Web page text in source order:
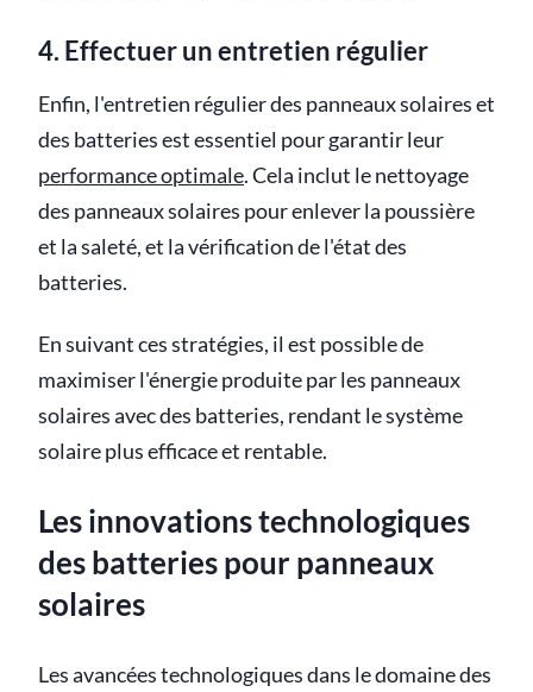
4. Effectuer un entretien régulier
Enfin, l'entretien régulier des panneaux solaires et
des batteries est essentiel pour garantir leur
performance optimale. Cela inclut le nettoyage
des panneaux solaires pour enlever la poussière
et la saleté, et la vérification de l'état des
batteries.
En suivant ces stratégies, il est possible de
maximiser l'énergie produite par les panneaux
solaires avec des batteries, rendant le système
solaire plus efficace et rentable.
Les innovations technologiques
des batteries pour panneaux
solaires
Les avancées technologiques dans le domaine des